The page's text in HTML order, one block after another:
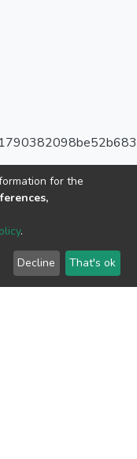
View More
for the
.
Decline That's ok